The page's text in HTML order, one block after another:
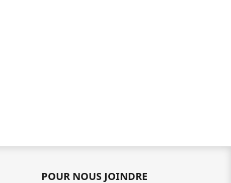
POUR NOUS JOINDRE